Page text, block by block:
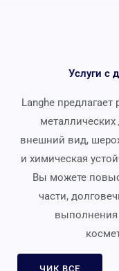
Услуги с
Langhe
внешний вид,
и химическая
Вы можете
части,
выполнения
ЧИК ВСЕ